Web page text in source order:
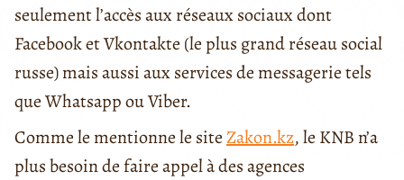
seulement l’accès aux réseaux sociaux dont
Facebook et Vkontakte (le plus grand réseau social
russe) mais aussi aux services de messagerie tels
que Whatsapp ou Viber.
Comme le mentionne le siteZakon.kz, le KNB n’a
plus besoin de faire appel à des agences